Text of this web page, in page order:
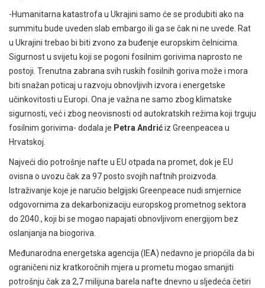
-Humanitarna katastrofa u Ukrajini samo će se produbiti ako na
summitu bude uveden slab embargo ili ga se čak ni ne uvede. Rat
u Ukrajini trebao bi biti zvono za buđenje europskim čelnicima.
Sigurnost u svijetu koji se pogoni fosilnim gorivima naprosto ne
postoji. Trenutna zabrana svih ruskih fosilnih goriva može i mora
biti snažan poticaj u razvoju obnovljivih izvora i energetske
učinkovitosti u Europi. Ona je važna ne samo zbog klimatske
sigurnosti, već i zbog neovisnosti od autokratskih režima koji trguju
fosilnim gorivima- dodala je Petra Andrićiz Greenpeacea u
Hrvatskoj.
Najveći dio potrošnje nafte u EU otpada na promet, dok je EU
ovisna o uvozu čak za 97 posto svojih naftnih proizvoda.
Istraživanje koje je naručio belgijski Greenpeace nudi smjernice
odgovornima za dekarbonizaciju europskog prometnog sektora
do 2040., koji bi se mogao napajati obnovljivom energijom bez
oslanjanja na biogoriva.
Međunarodna energetska agencija (IEA) nedavno je priopćila da bi
ograničeni niz kratkoročnih mjera u prometu mogao smanjiti
potrošnju čak za 2,7 milijuna barela nafte dnevno u sljedeća četiri